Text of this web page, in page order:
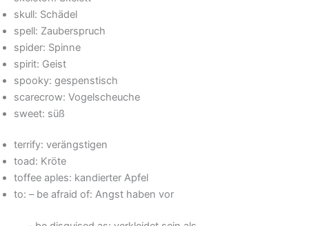
skull: Schädel
spell: Zauberspruch
spider: Spinne
spirit: Geist
spooky: gespenstisch
scarecrow: Vogelscheuche
sweet: süß
terrify: verängstigen
toad: Kröte
toffee aples: kandierter Apfel
to: – be afraid of: Angst haben vor